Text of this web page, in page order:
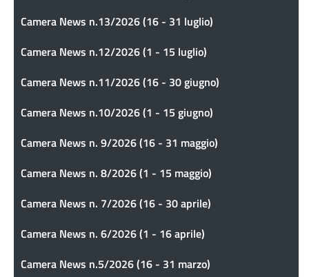
Camera News n.13/2026 (16 - 31 luglio)
Camera News n.12/2026 (1 - 15 luglio)
Camera News n.11/2026 (16 - 30 giugno)
Camera News n.10/2026 (1 - 15 giugno)
Camera News n. 9/2026 (16 - 31 maggio)
Camera News n. 8/2026 (1 - 15 maggio)
Camera News n. 7/2026 (16 - 30 aprile)
Camera News n. 6/2026 (1 - 16 aprile)
Camera News n.5/2026 (16 - 31 marzo)